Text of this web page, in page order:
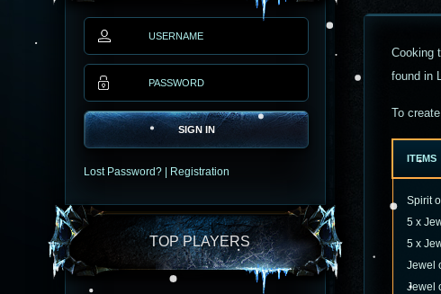
SIGN IN
Lost Password? Registration
TOP PLAYERS
Cooking
found in
To
ITEMS
Spirit
5 x
5 x
Jewel
Jewel